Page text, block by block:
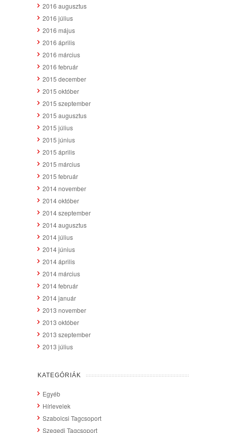
2016 augusztus
2016 július
2016 május
2016 április
2016 március
2016 február
2015 december
2015 október
2015 szeptember
2015 augusztus
2015 július
2015 június
2015 április
2015 március
2015 február
2014 november
2014 október
2014 szeptember
2014 augusztus
2014 július
2014 június
2014 április
2014 március
2014 február
2014 január
2013 november
2013 október
2013 szeptember
2013 július
KATEGÓRIÁK
Egyéb
Hírlevelek
Szabolcsi Tagcsoport
Szegedi Tagcsoport